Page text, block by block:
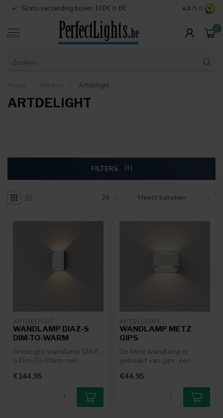
Veilige betaalmogelijkheden 4.0 /5.0
MENU
0
Home Merken Artdelight
ARTDELIGHT
FILTERS
ARTDELIGHT
WANDLAMP DIAZ-S
DIM-TO-WARM
Artdelight wandlamp DIAZ-
S Dim-To-Warm met
Verkrijgbaar in d...
€144,95
ARTDELIGHT
WANDLAMP METZ
GIPS
De Metz wandlamp is
gemaakt van gips, een
stevig is. Gip...
€44,95